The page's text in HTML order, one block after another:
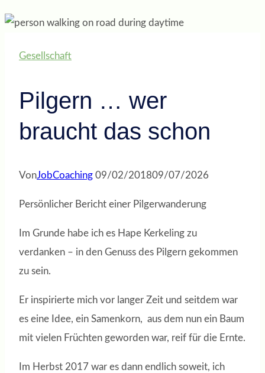
Gesellschaft
Pilgern … wer
braucht das schon
VonJobCoaching 09/02/201809/07/2026
Persönlicher Bericht einer Pilgerwanderung
Im Grunde habe ich es Hape Kerkeling zu
verdanken – in den Genuss des Pilgern gekommen
zu sein.
Er inspirierte mich vor langer Zeit und seitdem war
es eine Idee, ein Samenkorn, aus dem nun ein Baum
mit vielen Früchten geworden war, reif für die Ernte.
Im Herbst 2017 war es dann endlich soweit, ich